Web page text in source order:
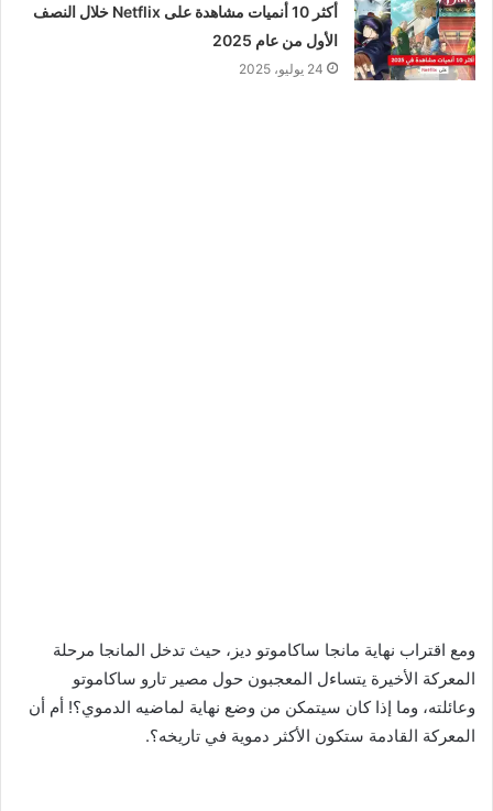
أكثر 10 أنميات مشاهدة على Netflix خلال النصف
الأول من عام 2025
24 يوليو، 2025
ومع اقتراب نهاية مانجا ساكاموتو ديز، حيث تدخل المانجا مرحلة
المعركة الأخيرة يتساءل المعجبون حول مصير تارو ساكاموتو
وعائلته، وما إذا كان سيتمكن من وضع نهاية لماضيه الدموي؟! أم أن
المعركة القادمة ستكون الأكثر دموية في تاريخه؟.